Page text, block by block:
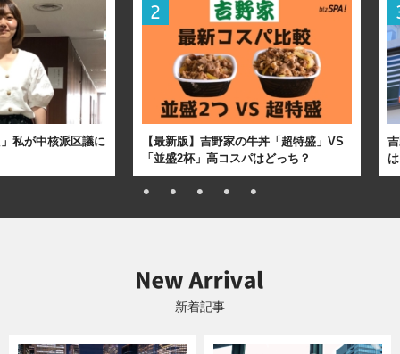
私が中核派区議に
【最新版】吉野家の牛丼「超特盛」VS
「並盛2杯」高コスパはどっち？
新着記事